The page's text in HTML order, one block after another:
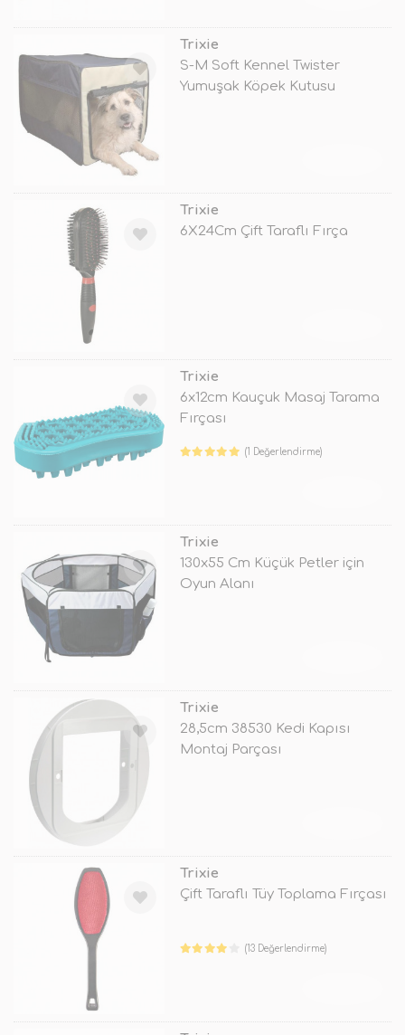
Trixie
S-M Soft Kennel Twister
Yumuşak Köpek Kutusu
Trixie
6X24Cm Çift Taraflı Fırça
Trixie
6x12cm Kauçuk Masaj Tarama
Fırçası
(1 Değerlendirme)
Trixie
130x55 Cm Küçük Petler için
Oyun Alanı
Trixie
28,5cm 38530 Kedi Kapısı
Montaj Parçası
Trixie
Çift Taraflı Tüy Toplama Fırçası
(13 Değerlendirme)